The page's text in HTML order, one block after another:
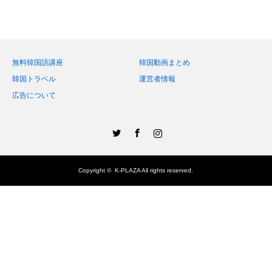
無料韓国語講座
韓国動画まとめ
韓国トラベル
運営者情報
広告について
Copyright ©K-PLAZAAll rights reserved.